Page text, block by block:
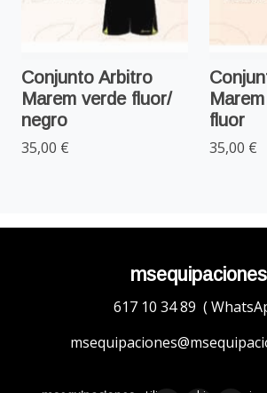
Conjunto Arbitro
Marem verde fluor/
negro
35,00 €
fluor
35,00 €
msequipaciones
617 10 34 89 (